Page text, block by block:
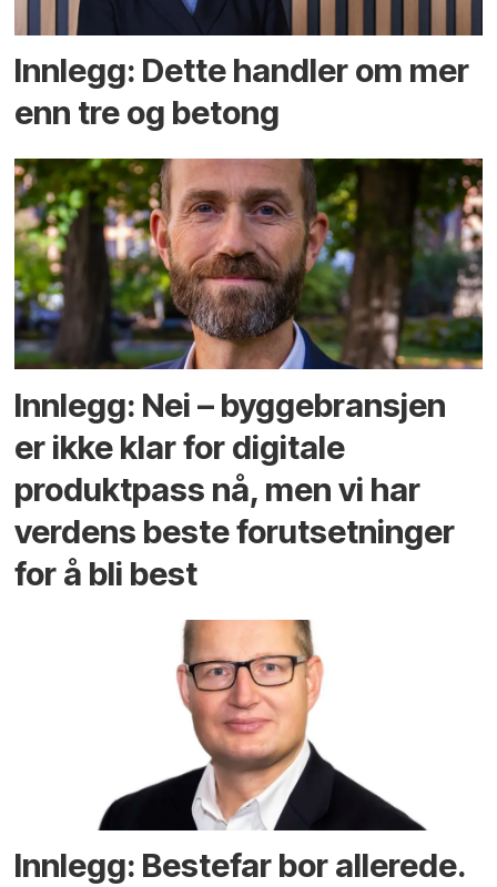
Innlegg: Dette handler om mer
enn tre og betong
Innlegg: Nei – byggebransjen
er ikke klar for digitale
produktpass nå, men vi har
verdens beste forutsetninger
for å bli best
Innlegg: Bestefar bor allerede.